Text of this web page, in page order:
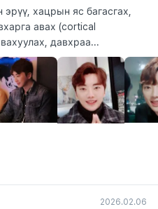
хацрын яс багасгах,
авах (cortical
давхраа...
2026.02.06